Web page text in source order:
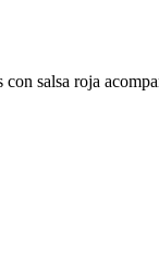
salsa roja